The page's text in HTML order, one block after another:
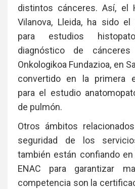
distintos cánceres. Así, el
Vilanova, Lleida, ha sido
para estudios
diagnóstico de
Onkologikoa Fundazioa, en
convertido en la primera
para el estudio
de pulmón.
Otros ámbitos
seguridad de los
también están confiando
ENAC para garantizar
competencia son la